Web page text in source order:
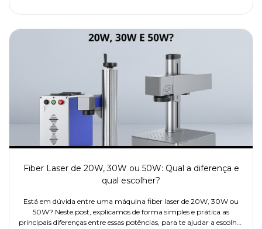
Fiber Laser de 20W, 30W ou 50W: Qual a diferença e
qual escolher?
Está em dúvida entre uma máquina fiber laser de 20W, 30W ou
50W? Neste post, explicamos de forma simples e prática as
principais diferenças entre essas potências, para te ajudar a escolher